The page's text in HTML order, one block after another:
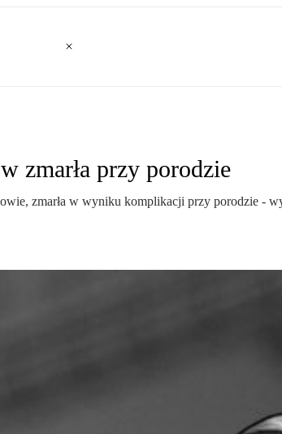
zmarła przy porodzie
zmarła w wyniku komplikacji przy porodzie -